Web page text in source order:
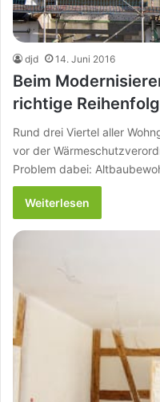
djd 14. Juni 2016
Beim
richtige
Rund drei Viertel aller
vor der
Problem dabei:
Weiterlesen